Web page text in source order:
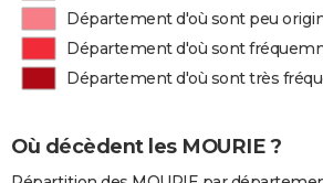
Département d'où sont peu
Département d'où sont
Département d'où sont très
Où décèdent les MOURIE ?